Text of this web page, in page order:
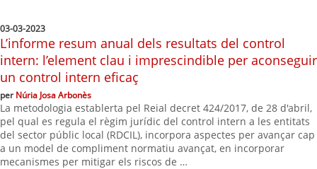
03-03-2023
L’informe resum anual dels resultats del control
intern: l’element clau i imprescindible per aconseguir
un control intern eficaç
perNúria Josa Arbonès
La metodologia establerta pel Reial decret 424/2017, de 28 d'abril,
pel qual es regula el règim jurídic del control intern a les entitats
del sector públic local (RDCIL), incorpora aspectes per avançar cap
a un model de compliment normatiu avançat, en incorporar
mecanismes per mitigar els riscos de …